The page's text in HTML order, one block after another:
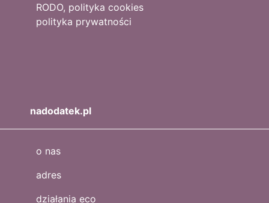
RODO, polityka cookies
polityka prywatności
nadodatek.pl
o nas
adres
działania eco